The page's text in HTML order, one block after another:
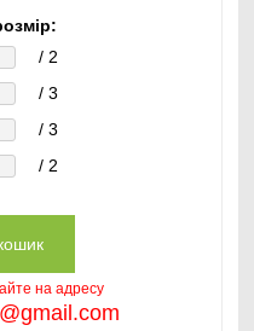
/ 2
/ 3
/ 3
/ 2
на адресу